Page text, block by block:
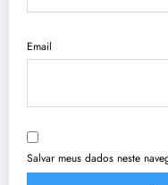
Email
Salvar meus dados neste